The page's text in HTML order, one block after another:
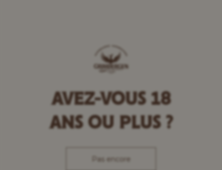
Bienvenue chez
AVEZ-VOUS 18
ANS OU PLUS ?
Pas encore